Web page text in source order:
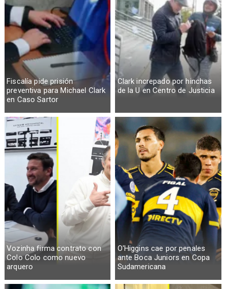
Fiscalía pide prisión
preventiva para Michael Clark
en Caso Sartor
Clark increpado por hinchas
de la U en Centro de Justicia
Vozinha firma contrato con
Colo Colo como nuevo
arquero
O'Higgins cae por penales
ante Boca Juniors en Copa
Sudamericana